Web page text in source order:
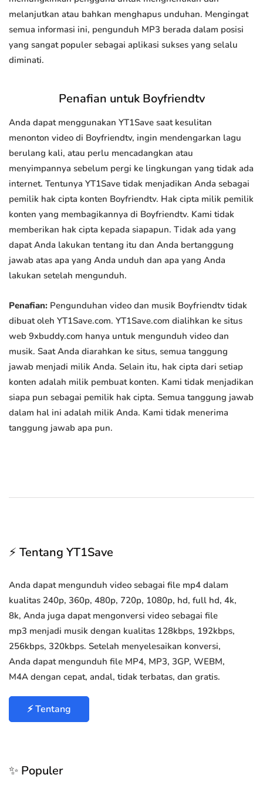
melanjutkan atau bahkan menghapus unduhan. Mengingat
semua informasi ini, pengunduh MP3 berada dalam posisi
yang sangat populer sebagai aplikasi sukses yang selalu
diminati.
Penafian untuk Boyfriendtv
Anda dapat menggunakan YT1Save saat kesulitan
menonton video di Boyfriendtv, ingin mendengarkan lagu
berulang kali, atau perlu mencadangkan atau
menyimpannya sebelum pergi ke lingkungan yang tidak ada
internet. Tentunya YT1Save tidak menjadikan Anda sebagai
pemilik hak cipta konten Boyfriendtv. Hak cipta milik pemilik
konten yang membagikannya di Boyfriendtv. Kami tidak
memberikan hak cipta kepada siapapun. Tidak ada yang
dapat Anda lakukan tentang itu dan Anda bertanggung
jawab atas apa yang Anda unduh dan apa yang Anda
lakukan setelah mengunduh.
Penafian: Pengunduhan video dan musik Boyfriendtv tidak
dibuat oleh YT1Save.com. YT1Save.com dialihkan ke situs
web 9xbuddy.com hanya untuk mengunduh video dan
musik. Saat Anda diarahkan ke situs, semua tanggung
jawab menjadi milik Anda. Selain itu, hak cipta dari setiap
konten adalah milik pembuat konten. Kami tidak menjadikan
siapa pun sebagai pemilik hak cipta. Semua tanggung jawab
dalam hal ini adalah milik Anda. Kami tidak menerima
tanggung jawab apa pun.
⚡ Tentang YT1Save
Anda dapat mengunduh video sebagai file mp4 dalam
kualitas 240p, 360p, 480p, 720p, 1080p, hd, full hd, 4k,
8k, Anda juga dapat mengonversi video sebagai file
mp3 menjadi musik dengan kualitas 128kbps, 192kbps,
256kbps, 320kbps. Setelah menyelesaikan konversi,
Anda dapat mengunduh file MP4, MP3, 3GP, WEBM,
M4A dengan cepat, andal, tidak terbatas, dan gratis.
⚡ Tentang
✨ Populer